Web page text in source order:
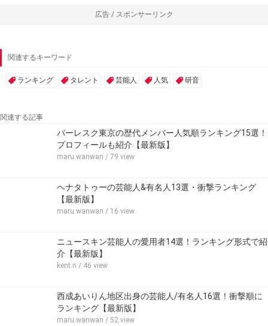
広告 / スポンサーリンク
関連するキーワード
ランキング タレント 芸能人 人気 研音
関連する記事
バーレスク東京の歴代メンバー人気順ランキング15選！
プロフィールも紹介【最新版】
maru.wanwan / 79 view
ヘナタトゥーの芸能人&有名人13選・衝撃ランキング
【最新版】
maru.wanwan / 16 view
ニュースキン芸能人の愛用者14選！ランキング形式で紹
介【最新版】
kent.n / 46 view
西成あいりん地区出身の芸能人/有名人16選！衝撃順に
ランキング【最新版】
maru.wanwan / 52 view